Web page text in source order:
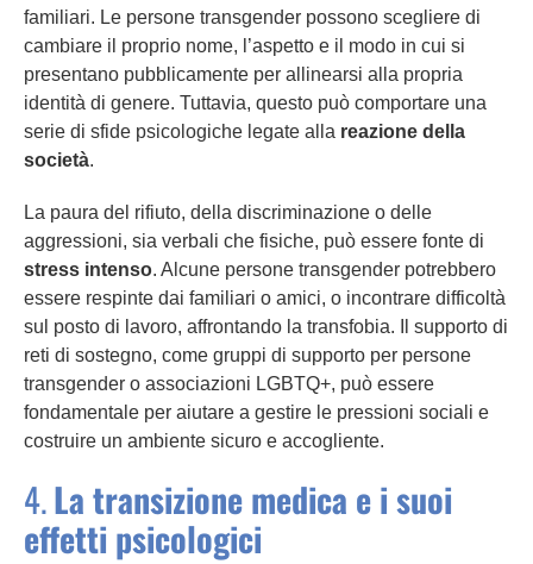
familiari. Le persone transgender possono scegliere di
cambiare il proprio nome, l’aspetto e il modo in cui si
presentano pubblicamente per allinearsi alla propria
identità di genere. Tuttavia, questo può comportare una
serie di sfide psicologiche legate alla reazione della
società.
La paura del rifiuto, della discriminazione o delle
aggressioni, sia verbali che fisiche, può essere fonte di
stress intenso. Alcune persone transgender potrebbero
essere respinte dai familiari o amici, o incontrare difficoltà
sul posto di lavoro, affrontando la transfobia. Il supporto di
reti di sostegno, come gruppi di supporto per persone
transgender o associazioni LGBTQ+, può essere
fondamentale per aiutare a gestire le pressioni sociali e
costruire un ambiente sicuro e accogliente.
4.La transizione medica e i suoi
effetti psicologici